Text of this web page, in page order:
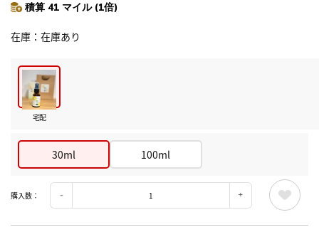
積算 41 マイル (1倍)
在庫 在庫あり
宅配
30ml 100ml
購入数：